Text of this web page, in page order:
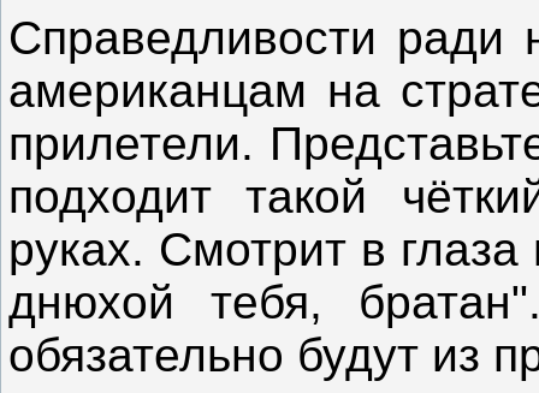
Справедливости ради
американцам на
прилетели.
подходит такой
руках. Смотрит в
днюхой тебя,
обязательно будут из